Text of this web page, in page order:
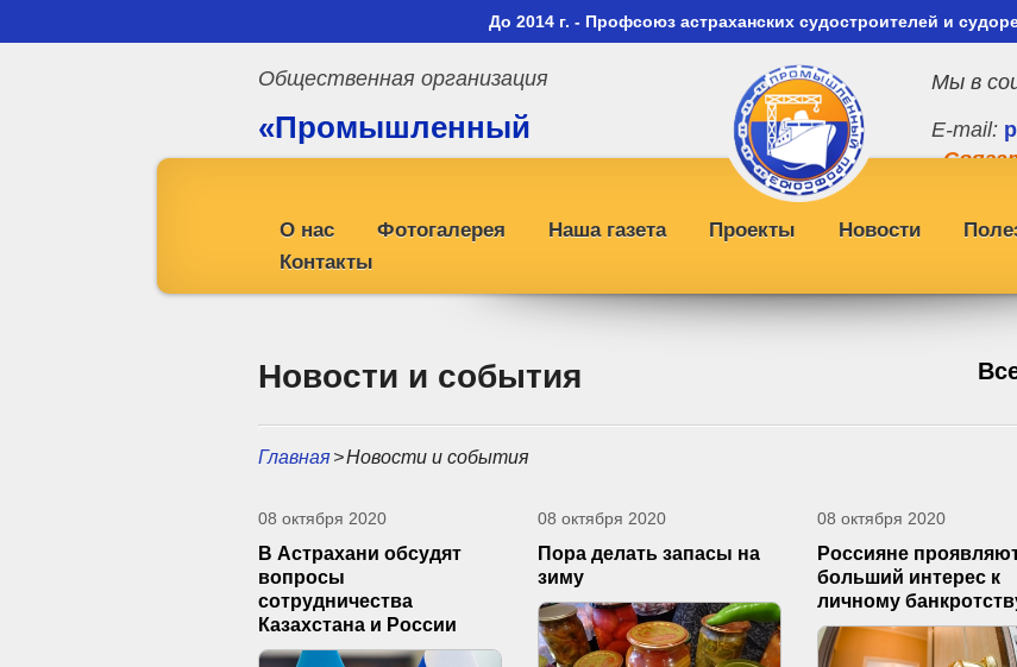
До 2014 г. - Профсоюз астраханских судостроителей и
Общественная организация
«Промышленный
Мы в
E-mail:
О нас Фотогалерея Наша газета Проекты Новости
Контакты
Новости и события
Главная>Новости и события
08 октября 2020
В Астрахани обсудят
вопросы
сотрудничества
Казахстана и России
08 октября 2020
Пора делать запасы на
зиму
08 октября 2020
Россияне
больший интерес к
личному